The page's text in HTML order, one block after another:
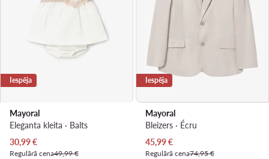
Iespēja
Mayoral
Eleganta kleita · Balts
Pašreizējā cena
30,99€
Regulārā cena49,99 €
Iespēja
Mayoral
Bleizers · Écru
Pašreizējā cena
45,99€
Regulārā cena74,95 €